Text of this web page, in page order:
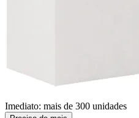
Imediato: mais de 300 unidades